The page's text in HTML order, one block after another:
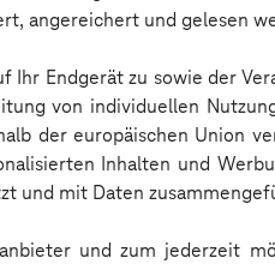
angereichert und gelesen
Ihr Endgerät zu sowie der
von individuellen
der europäischen Union
Inhalten und
und mit Daten
und zum jederzeit
ersetzen